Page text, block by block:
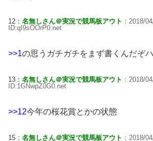
12： 名無しさん＠実況で競馬板アウト ：2018/
ID:qI9sOOrP0.net
>>1の思うガチガチをまず書くんだぞ
13： 名無しさん＠実況で競馬板アウト ：2018/
ID:1GNwpZ0G0.net
>>12今年の桜花賞とかの状態
15： 名無しさん＠実況で競馬板アウト ：2018/